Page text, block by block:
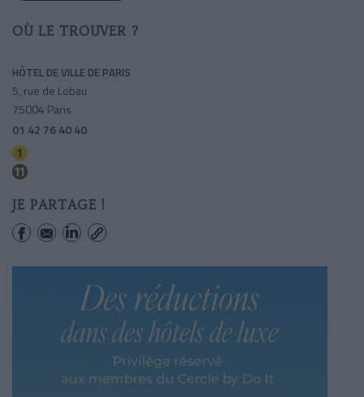
OÙ LE TROUVER ?
HÔTEL DE VILLE DE PARIS
5, rue de Lobau
75004 Paris
01 42 76 40 40
JE PARTAGE !